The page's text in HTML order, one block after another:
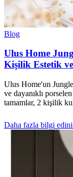
Blog
Ulus Home
Kişilik Estetik ve
Ulus Home'un
ve dayanıklı
tamamlar, 2 kişilik
Daha fazla bilgi